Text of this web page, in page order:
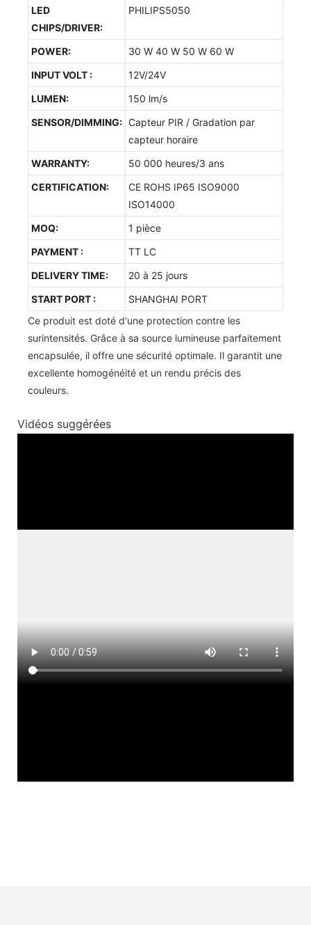
LED
CHIPS/DRIVER:
PHILIPS5050
POWER:
30 W 40 W 50 W 60 W
INPUT VOLT :
12V/24V
LUMEN:
150 lm/s
SENSOR/DIMMING: Capteur PIR / Gradation par
capteur horaire
WARRANTY:
50 000 heures/3 ans
CERTIFICATION:
CE ROHS IP65 ISO9000
ISO14000
MOQ:
1 pièce
PAYMENT :
TT LC
DELIVERY TIME:
20 à 25 jours
START PORT :
SHANGHAI PORT
Ce produit est doté d'une protection contre les
surintensités. Grâce à sa source lumineuse parfaitement
encapsulée, il offre une sécurité optimale. Il garantit une
excellente homogénéité et un rendu précis des
couleurs.
Vidéos suggérées